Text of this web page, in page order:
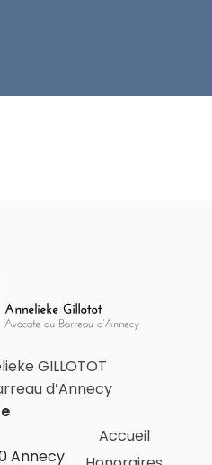
GILLOTOT
d’Annecy
Annecy
Accueil